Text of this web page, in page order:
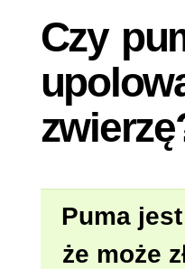
Czy
Puma
że może